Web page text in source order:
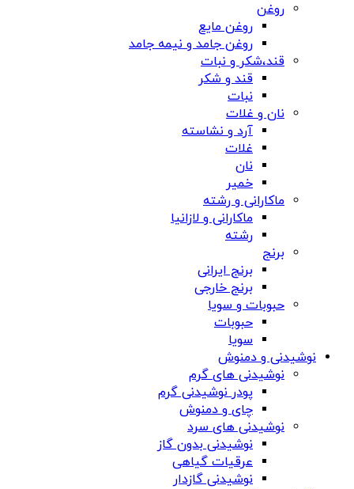
روغن
روغن مایع
روغن جامد و نیمه جامد
قند،شکر و نبات
قند و شکر
نبات
نان و غلات
آرد و نشاسته
غلات
نان
خمیر
ماکارانی و رشته
ماکارانی و لازانیا
رشته
برنج
برنج ایرانی
برنج خارجی
حبوبات و سویا
حبوبات
سویا
نوشیدنی و دمنوش
نوشیدنی های گرم
پودر نوشیدنی گرم
چای و دمنوش
نوشیدنی های سرد
نوشیدنی بدون گاز
عرقیات گیاهی
نوشیدنی گازدار